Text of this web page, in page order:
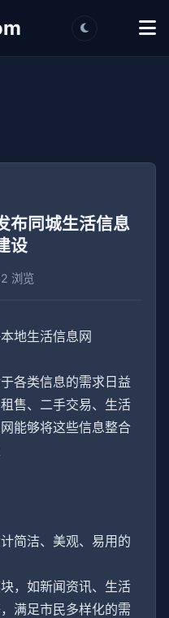
布同城生活信息
设
浏览
地生活信息网
各类信息的需求日益
售、二手交易、生活
能够将这些信息整合
简洁、美观、易用的
，如新闻资讯、生活
满足市民多样化的需